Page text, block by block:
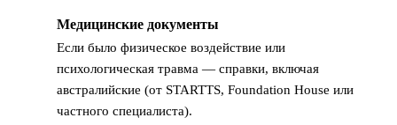
Медицинские документы
Если было физическое воздействие или
психологическая травма — справки, включая
австралийские (от STARTTS, Foundation House или
частного специалиста).